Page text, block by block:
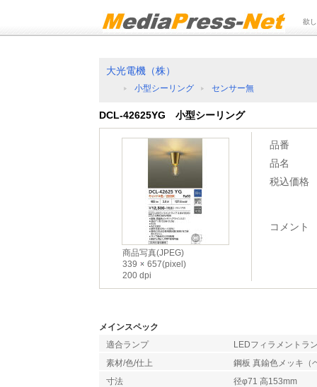
欲
大光電機（株）
小型シーリング センサー無
DCL-42625YG 小型シーリング
商品写真(JPEG)
339
657(pixel)
200 dpi
品番
品名
税込価格
コメント
メインスペック
適合ランプ
LEDフィラメントラ
素材/色/仕上
鋼板 真鍮色メッキ（
寸法
径φ71 高153mm